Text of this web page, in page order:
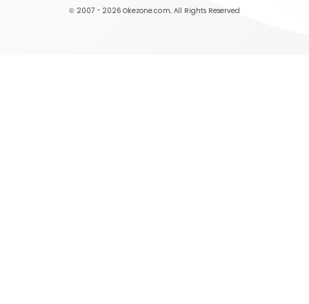
© 2007 - 2026 Okezone.com, All Rights Reserved